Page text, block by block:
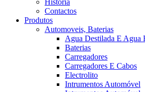
História
Contactos
Produtos
Automoveis, Baterias
Agua Destilada E Agua
Baterias
Carregadores
Carregadores E Cabos
Electrolito
Intrumentos Automóvel